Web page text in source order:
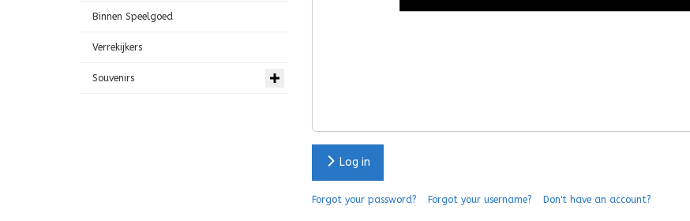
Log in
Forgot your password? Forgot your username? Don't have an account?
Binnen Speelgoed
Verrekijkers
Souvenirs